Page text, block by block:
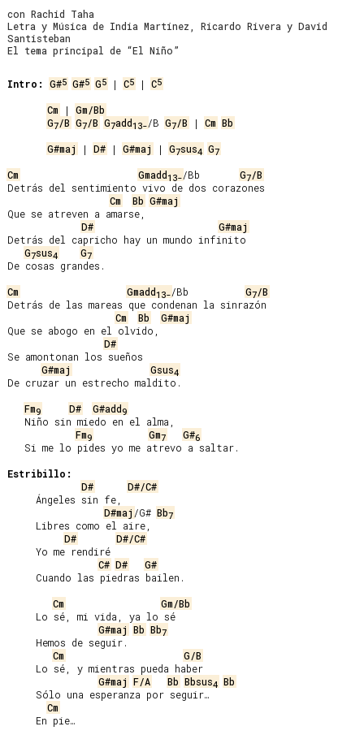
con Rachid Taha
Letra y Música de India Martínez, Ricardo Rivera y David
Santisteban
El tema principal de “El Niño”
Intro: G#5 G#5 G5 | C5 | C5
Cm | Gm/Bb
G7/B G7/B G7add13-/B G7/B | Cm Bb
G#maj
| D# | G#maj | G7sus4 G7
Cm Gmadd13-/Bb G7/B
Detrás del sentimiento vivo de dos corazones
Cm
Bb G#maj
Que se atreven a amarse,
D#
G#maj
Detrás del capricho hay un mundo infinito
G7sus4 G7
De cosas grandes.
Cm
Gmadd13-/Bb G7/B
Detrás de las mareas que condenan la sinrazón
Cm
Bb
G#maj
Que se abogo en el olvido,
D#
Se amontonan los sueños
G#maj
Gsus4
De cruzar un estrecho maldito.
Fm9 D# G#add9
Fm9 Gm7 G#6
Estribillo:
D#
D#/C#
D#maj /G# Bb7
D#
D#/C#
C# D#
G#
Cm
Gm/Bb
G#maj Bb Bb7
Cm
G/B
G#maj F/A Bb Bbsus4 Bb
Cm